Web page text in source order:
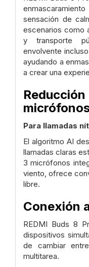
sensación de
escenarios como
y transporte
envolvente
ayudando a
a crear una
Para llamadas
El algoritmo AI
llamadas claras
3 micrófonos
viento, ofrece
libre.
Conexión
REDMI Buds 8
dispositivos
de cambiar
multitarea.